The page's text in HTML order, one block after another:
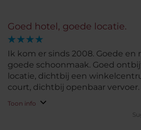
Goed hotel, goede locatie.
Ik kom er sinds 2008. Goede en
goede schoonmaak. Goed
locatie, dichtbij een
court, dichtbij openbaar vervoer.
Toon info